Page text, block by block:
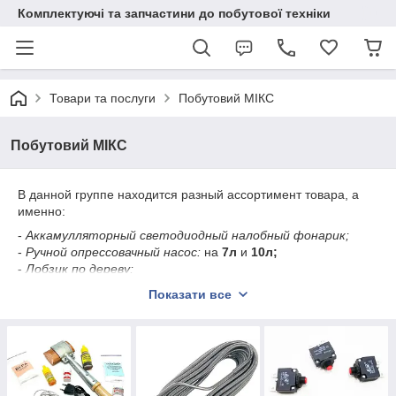
Комплектуючі та запчастини до побутової техніки
Товари та послуги Побутовий МІКС
Побутовий МІКС
В данной группе находится разный ассортимент товара, а
именно:
- Аккамулляторный светодиодный налобный фонарик;
- Ручной опрессовачный насос: на 7л и 10л;
- Лобзик по дереву;
- Комплект лобзик + пилочки + дощечка для выпиливания
лобзиком;
- Комплект лобзик+выжигатель+ пилочки+ дощечка для
Показати все